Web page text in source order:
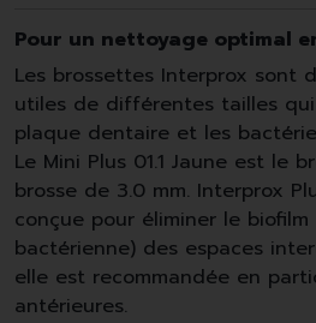
Pour un nettoyage optimal
Les brossettes Interprox sont
utiles de différentes tailles
plaque dentaire et les
Le Mini Plus 01.1 Jaune est le
brosse de 3.0 mm. Interprox
conçue pour éliminer le
bactérienne) des espaces
elle est recommandée en
antérieures.